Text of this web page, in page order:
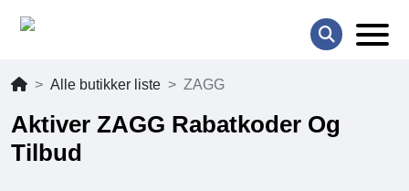
Alle butikker liste ZAGG
Aktiver ZAGG Rabatkoder Og
Tilbud